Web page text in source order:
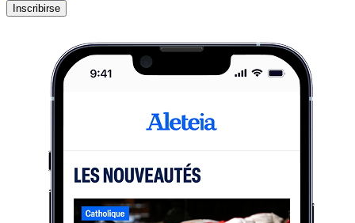
Inscribirse